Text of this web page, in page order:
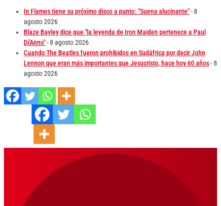
In Flames tiene su próximo disco a punto: "Suena alucinante"- 8
agosto 2026
Blaze Bayley dice que "la leyenda de Iron Maiden pertenece a Paul
Di'Anno"- 8 agosto 2026
Cuando The Beatles fueron prohibidos en Sudáfrica por decir John
Lennon que eran más importantes que Jesucristo, hace hoy 60 años- 8
agosto 2026